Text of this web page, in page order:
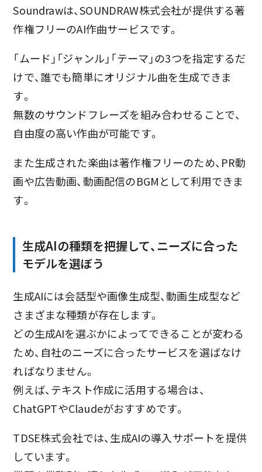
Soundrawは、SOUNDRAW株式会社が提供する著
作権フリーのAI作曲サービスです。
「ムード」「ジャンル」「テーマ」の3つを指定するだ
けで、誰でも簡単にオリジナル曲を生成できま
す。
無数のサウンドフレーズを組み合わせることで、
自由度の高い作曲が可能です。
また生成された楽曲は著作権フリーのため、PR動
画や広告動画、動画配信のBGMとして利用できま
す。
生成AIの種類を把握して、ニーズに合った
モデルを選ぼう
生成AIには会話型や画像生成型、動画生成型など
さまざまな種類が存在します。
どの生成AIを選ぶかによってできることが変わる
ため、自社のニーズに合ったサービスを選ばなけ
ればなりません。
例えば、テキスト作成に活用する場合は、
ChatGPTやClaudeがおすすめです。
TDSE株式会社では、生成AIの導入サポートを提供
しています。